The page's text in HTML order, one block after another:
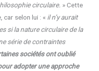
circulaire. » Cette
car selon lui : « il n’y aurait
si la nature circulaire de la
série de contraintes
sociétés ont oublié
adopter une approche